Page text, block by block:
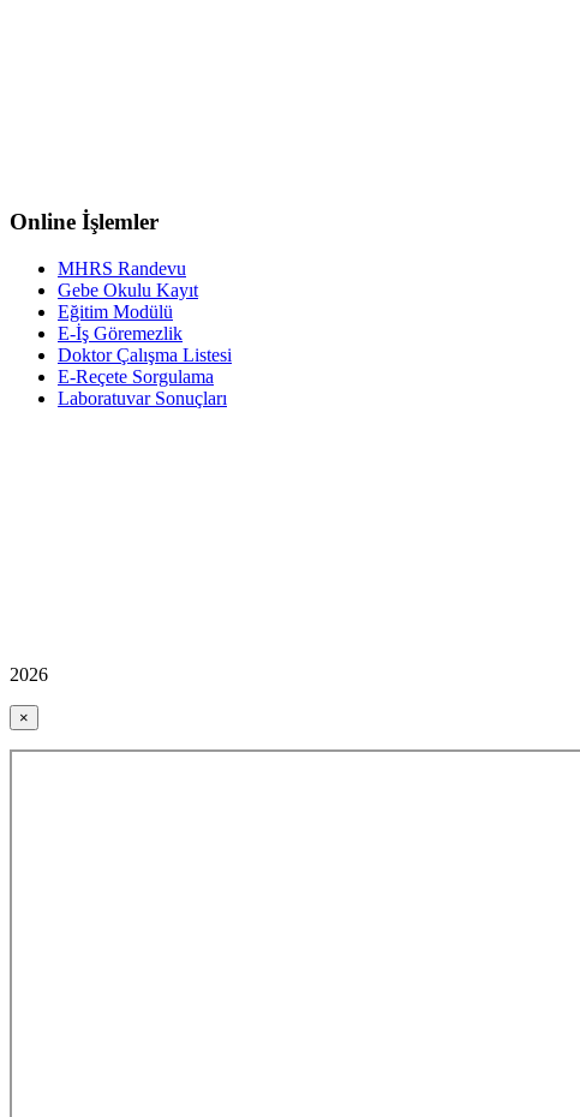
Online İşlemler
MHRS Randevu
Gebe Okulu Kayıt
Eğitim Modülü
E-İş Göremezlik
Doktor Çalışma Listesi
E-Reçete Sorgulama
Laboratuvar Sonuçları
2026
×